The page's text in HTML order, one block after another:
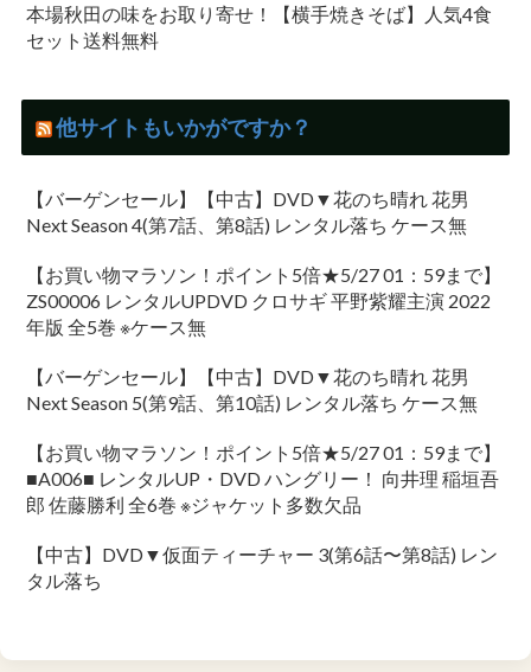
本場秋田の味をお取り寄せ！【横手焼きそば】人気4食
セット送料無料
他サイトもいかがですか？
【バーゲンセール】【中古】DVD▼花のち晴れ 花男
Next Season 4(第7話、第8話) レンタル落ち ケース無
【お買い物マラソン！ポイント5倍★5/27 01：59まで】
ZS00006 レンタルUPDVD クロサギ 平野紫耀主演 2022
年版 全5巻 ※ケース無
【バーゲンセール】【中古】DVD▼花のち晴れ 花男
Next Season 5(第9話、第10話) レンタル落ち ケース無
【お買い物マラソン！ポイント5倍★5/27 01：59まで】
■A006■ レンタルUP・DVD ハングリー！ 向井理 稲垣吾
郎 佐藤勝利 全6巻 ※ジャケット多数欠品
【中古】DVD▼仮面ティーチャー 3(第6話〜第8話) レン
タル落ち